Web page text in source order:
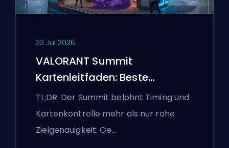
23 Jul 2026
VALORANT Summit
Kartenleitfaden: Beste
Agenten, Callouts und
Smokes
TL;DR: Der Summit belohnt Timing und
Kartenkontrolle mehr als nur rohe
Zielgenauigkeit: Ge…